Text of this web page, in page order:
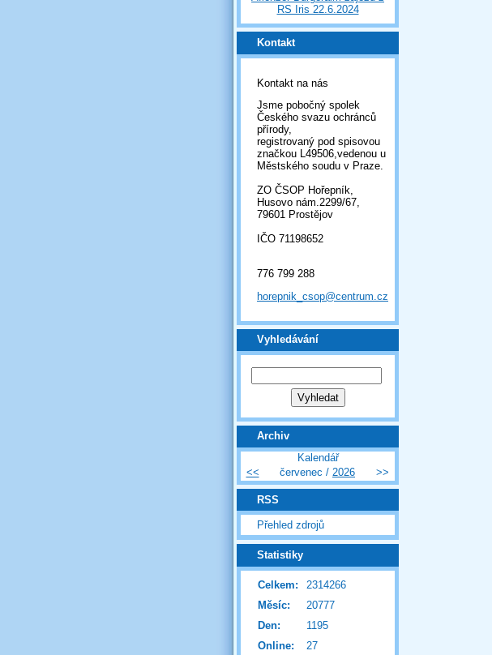
RS Iris 22.6.2024
Kontakt
Kontakt na nás
Jsme pobočný spolek
Českého svazu ochránců
přírody,
registrovaný pod spisovou
značkou L49506,vedenou u
Městského soudu v Praze.
ZO ČSOP Hořepník,
Husovo nám.2299/67,
79601 Prostějov
IČO 71198652
776 799 288
horepnik_csop@centrum.cz
Vyhledávání
Archiv
Kalendář
<<
červenec / 2026 >>
RSS
Přehled zdrojů
Statistiky
Online: 27
Celkem:
2314266
Měsíc:
20777
Den:
1195